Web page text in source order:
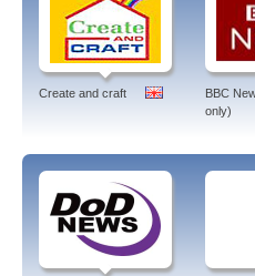
Create and craft
BBC
only)